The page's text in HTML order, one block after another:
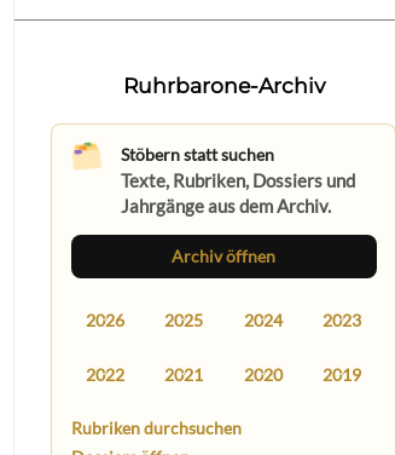
Ruhrbarone-Archiv
Stöbern statt suchen
Texte, Rubriken, Dossiers und
Jahrgänge aus dem Archiv.
Archiv öffnen
2026 2025 2024 2023
2022 2021 2020 2019
Rubriken durchsuchen